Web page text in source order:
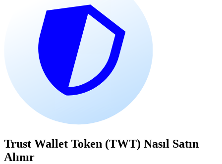
Trust Wallet Token (TWT) Nasıl Satın
Alınır